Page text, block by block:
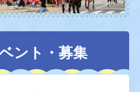
ント・募集